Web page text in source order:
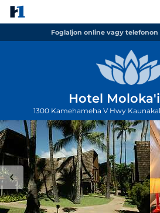
Foglaljon online vagy telefonon
Hotel Moloka'i
1300 Kamehameha V Hwy